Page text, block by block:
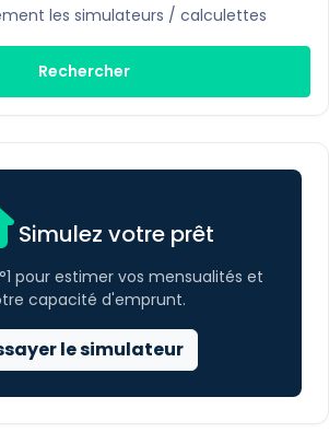
les simulateurs / calculettes
Rechercher
Simulez votre prêt
pour estimer vos mensualités et
capacité d'emprunt.
le simulateur